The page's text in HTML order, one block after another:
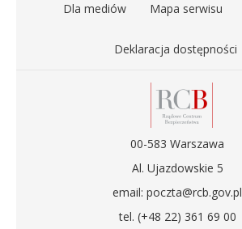
Dla mediów Mapa serwisu
Deklaracja dostępności
00-583 Warszawa
Al. Ujazdowskie 5
email: poczta@rcb.gov.pl
tel. (+48 22) 361 69 00